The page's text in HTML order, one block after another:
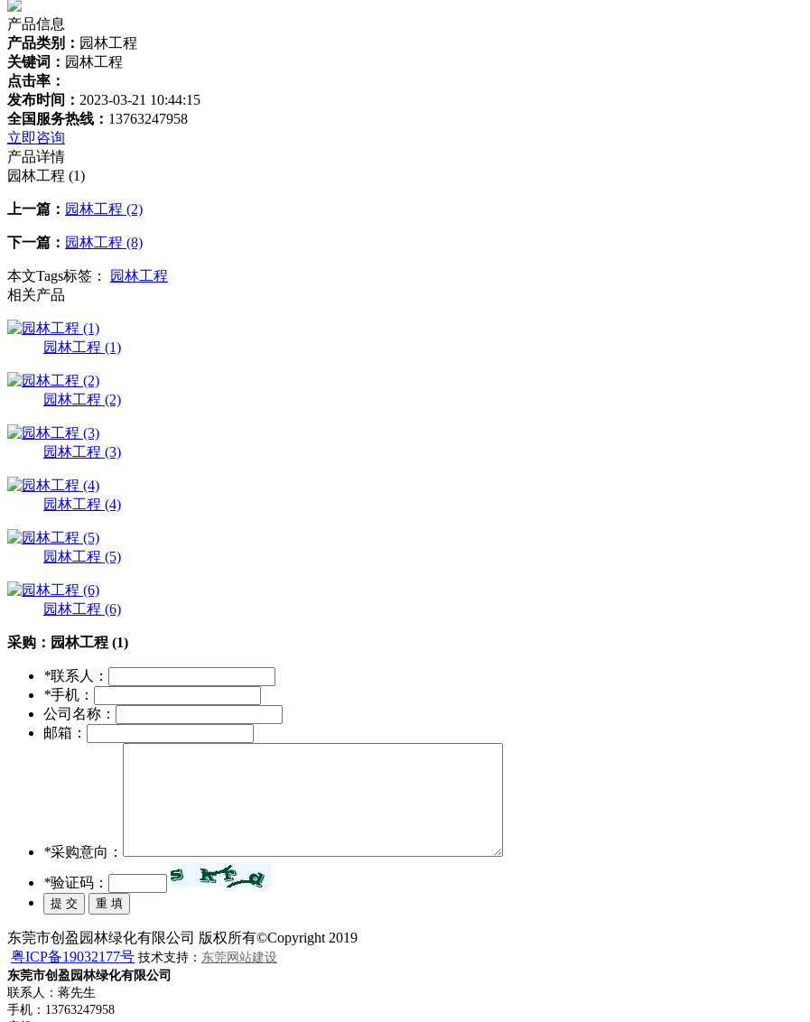
产品信息
产品类别： 园林工程
关键词： 园林工程
点击率：
发布时间： 2023-03-21 10:44:15
全国服务热线： 13763247958
立即咨询
产品详情
园林工程 (1)
上一篇： 园林工程 (2)
下一篇： 园林工程 (8)
本文Tags标签：
园林工程
相关产品
园林工程 (1)
园林工程 (2)
园林工程 (3)
园林工程 (4)
园林工程 (5)
园林工程 (6)
采购： 园林工程 (1)
*联系人：
*手机：
公司名称：
邮箱：
*采购意向：
*验证码：
东莞市创盈园林绿化有限公司 版权所有©Copyright 2019
粤ICP备19032177号 技术支持： 东莞网站建设
东莞市创盈园林绿化有限公司
联系人：蒋先生
手机：13763247958